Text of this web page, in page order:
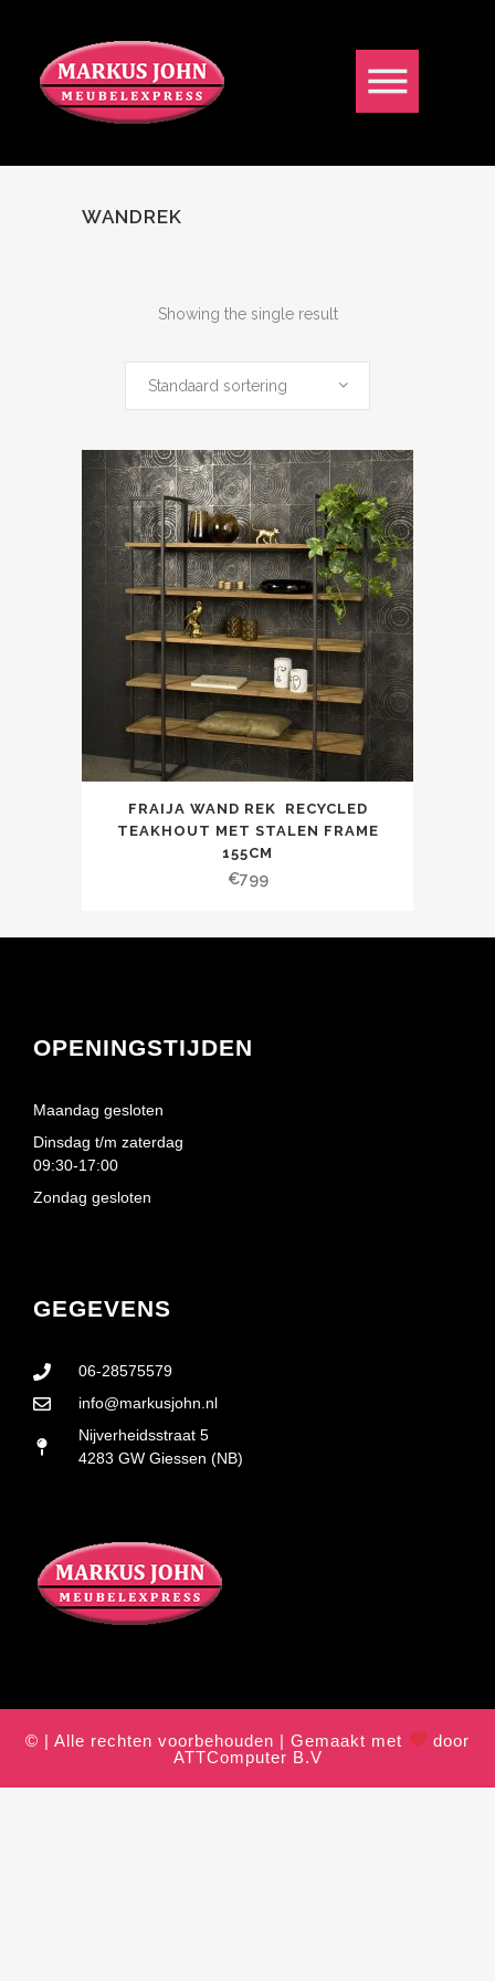
WANDREK
Showing the single result
Standaard sortering
FRAIJA WAND REK RECYCLED
TEAKHOUT MET STALEN FRAME
155CM
€799
GEGEVENS
06-28575579
info@markusjohn.nl
Nijverheidsstraat 5
4283 GW Giessen (NB)
OPENINGSTIJDEN
Maandag gesloten
Dinsdag t/m zaterdag
09:30-17:00
Zondag gesloten
© | Alle rechten voorbehouden | Gemaakt met
door
ATTComputer B.V